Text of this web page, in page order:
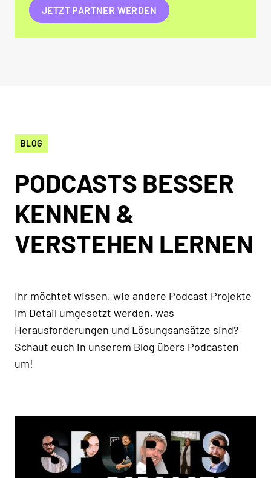
JETZT PARTNER WERDEN
BLOG
PODCASTS BESSER
KENNEN &
VERSTEHEN LERNEN
Ihr möchtet wissen, wie andere Podcast Projekte
im Detail umgesetzt werden, was
Herausforderungen und Lösungsansätze sind?
Schaut euch in unserem Blog übers Podcasten
um!